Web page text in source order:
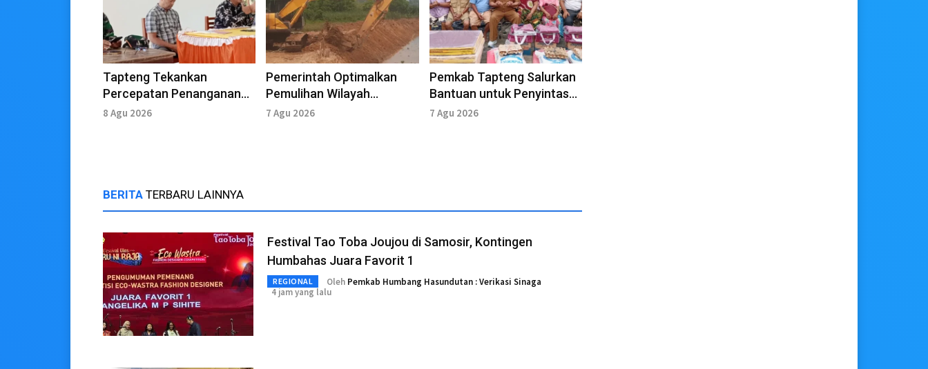
Tapteng Tekankan
Percepatan Penanganan
Lintas Sektor
8 Agu 2026
Pemerintah Optimalkan
Pemulihan Wilayah
Terdampak Banjir di
7 Agu 2026
Pemkab Tapteng Salurkan
Bantuan untuk Penyintas
Kebakaran di Sirandorung
7 Agu 2026
BERITA TERBARU LAINNYA
Festival Tao Toba Joujou di Samosir, Kontingen
Humbahas Juara Favorit 1
REGIONAL Oleh Pemkab Humbang Hasundutan : Verikasi Sinaga
4 jam yang lalu